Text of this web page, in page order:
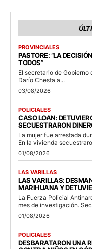
PROVINCIALES
PASTORE: “LA
TODOS”
El secretario de
Darío Chesta a...
03/08/2026
POLICIALES
CASO LOAN:
SECUESTRARON
La mujer fue arrestada
En la vivienda
01/08/2026
LAS VARILLAS
LAS VARILLAS:
MARIHUANA Y
La Fuerza Policial
mes de investigación.
01/08/2026
POLICIALES
DESBARATARON UNA